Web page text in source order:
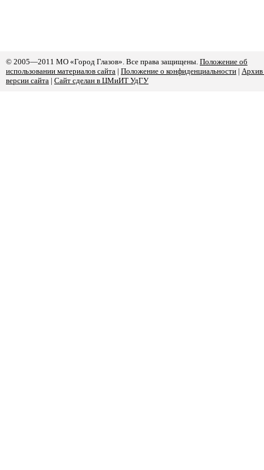
© 2005—2011 МО «Город Глазов». Все права защищены. Положение об
использовании материалов сайта | Положение о конфиденциальности | Архив
версии сайта | Сайт сделан в ЦМиИТ УдГУ